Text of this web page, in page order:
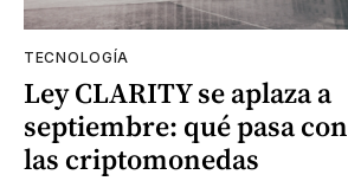
TECNOLOGÍA
Ley CLARITY se aplaza a
septiembre: qué pasa con
las criptomonedas